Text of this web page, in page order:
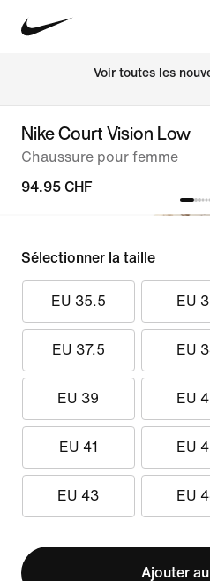
Voir toutes les
Nike Court Vision Low
Chaussure pour femme
94.95 CHF
Sélectionner la taille
EU 35.5 EU
EU 37.5 EU
EU 39 EU
EU 41 EU
EU 43 EU
Ajouter